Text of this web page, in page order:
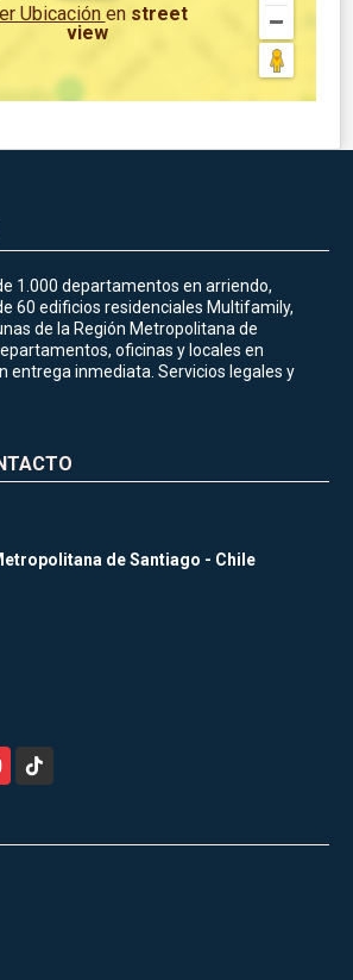
Ubicación en street
view
1.000 departamentos en arriendo,
60 edificios residenciales Multifamily,
de la Región Metropolitana de
oficinas y locales en
entrega inmediata. Servicios legales y
de Santiago - Chile
TikTok